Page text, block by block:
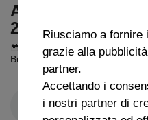
ARCHIVIO
2023
Podcast del 06 ottobre 2023
Buongiorno Firenze puntata
Riusciamo a fornire
grazie alla
partner.
Accettando i
i nostri partner di